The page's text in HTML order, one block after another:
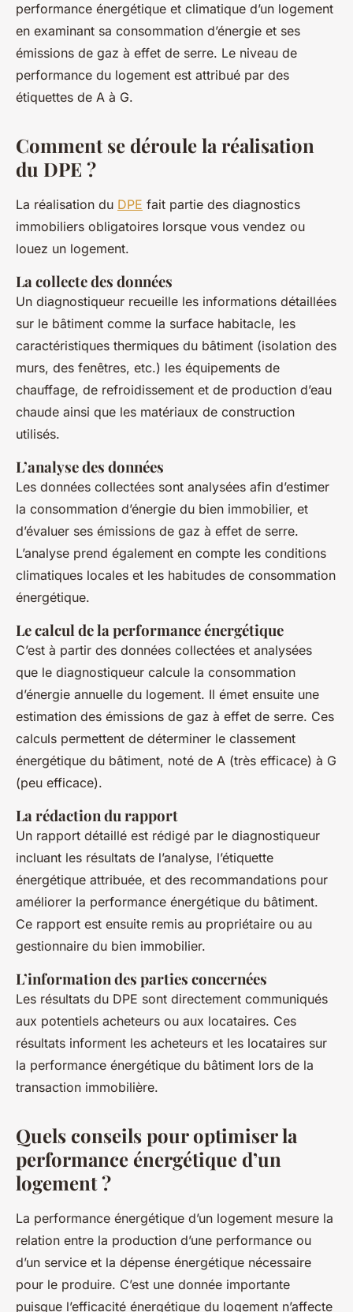
performance énergétique et climatique d’un logement
en examinant sa consommation d’énergie et ses
émissions de gaz à effet de serre. Le niveau de
performance du logement est attribué par des
étiquettes de A à G.
Comment se déroule la réalisation
du DPE ?
La réalisation du DPE fait partie des diagnostics
immobiliers obligatoires lorsque vous vendez ou
louez un logement.
La collecte des données
Un diagnostiqueur recueille les informations détaillées
sur le bâtiment comme la surface habitacle, les
caractéristiques thermiques du bâtiment (isolation des
murs, des fenêtres, etc.) les équipements de
chauffage, de refroidissement et de production d’eau
chaude ainsi que les matériaux de construction
utilisés.
L’analyse des données
Les données collectées sont analysées afin d’estimer
la consommation d’énergie du bien immobilier, et
d’évaluer ses émissions de gaz à effet de serre.
L’analyse prend également en compte les conditions
climatiques locales et les habitudes de consommation
énergétique.
Le calcul de la performance énergétique
C’est à partir des données collectées et analysées
que le diagnostiqueur calcule la consommation
d’énergie annuelle du logement. Il émet ensuite une
estimation des émissions de gaz à effet de serre. Ces
calculs permettent de déterminer le classement
énergétique du bâtiment, noté de A (très efficace) à G
(peu efficace).
La rédaction du rapport
Un rapport détaillé est rédigé par le diagnostiqueur
incluant les résultats de l’analyse, l’étiquette
énergétique attribuée, et des recommandations pour
améliorer la performance énergétique du bâtiment.
Ce rapport est ensuite remis au propriétaire ou au
gestionnaire du bien immobilier.
L’information des parties concernées
Les résultats du DPE sont directement communiqués
aux potentiels acheteurs ou aux locataires. Ces
résultats informent les acheteurs et les locataires sur
la performance énergétique du bâtiment lors de la
transaction immobilière.
Quels conseils pour optimiser la
performance énergétique d’un
logement ?
La performance énergétique d’un logement mesure la
relation entre la production d’une performance ou
d’un service et la dépense énergétique nécessaire
pour le produire. C’est une donnée importante
puisque l’efficacité énergétique du logement n’affecte